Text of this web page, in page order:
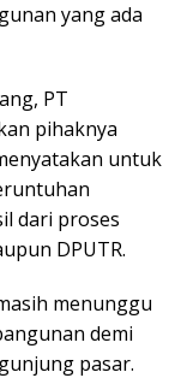
yang ada
PT
pihaknya
untuk
dari proses
DPUTR.
menunggu
demi
pasar.